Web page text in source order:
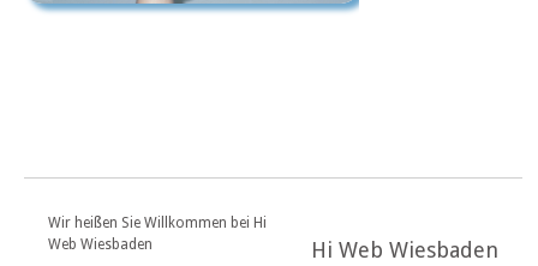
Wir heißen Sie Willkommen bei Hi
Web Wiesbaden
Hi Web Wiesbaden